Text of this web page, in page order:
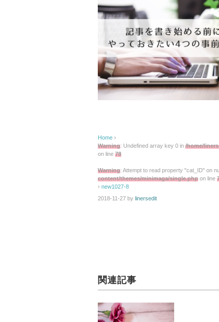
Home ›
Warning: Undefined array key 0 in /home/
on line 78
Warning: Attempt to read property "cat_ID" on
content/themes/minimaga/single.php on line
› new1027-8
2018-11-27 by linersedit
関連記事